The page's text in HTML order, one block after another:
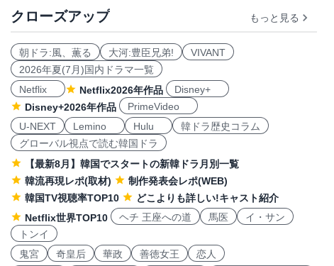
クローズアップ もっと見る
朝ドラ:風、薫る 大河:豊臣兄弟!
VIVANT
2026年夏(7月)国内ドラマ一覧
Netflix
Netflix2026年作品
Disney+
Disney+2026年作品
PrimeVideo
U-NEXT
Lemino Hulu
韓ドラ歴史コラム
グローバル視点で読む韓国ドラ
【最新8月】韓国でスタートの新韓ドラ月別一覧
韓流再現レポ(取材)
制作発表会レポ(WEB)
韓国TV視聴率TOP10
どこよりも詳しい!キャスト紹介
Netflix世界TOP10
ヘチ 王座への道 馬医
イ・サン
トンイ
鬼宮
奇皇后 華政 善徳女王
恋人